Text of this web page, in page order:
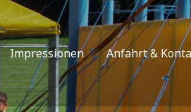
Impressionen Anfahrt &